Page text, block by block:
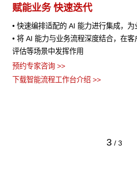
赋能业务 快速迭代
• 快速编排适配的 AI 能力进行集成，
• 将 AI 能力与业务流程深度结合，在
评估等场景中发挥作用
预约专家咨询 >>
下载智能流程工作台介绍 >>
3 / 3